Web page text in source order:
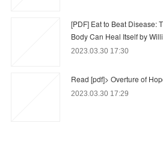
[PDF] Eat to Beat Disease:
Body Can Heal Itself by
2023.03.30 17:30
Read [pdf]> Overture of
2023.03.30 17:29